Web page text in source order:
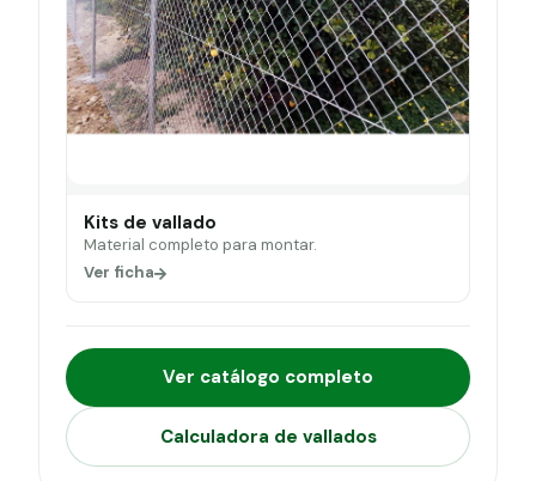
Kits de vallado
Material completo para montar.
Ver ficha
Ver catálogo completo
Calculadora de vallados